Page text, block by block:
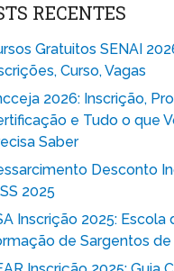
RECENTES
Gratuitos SENAI
Curso, Vagas
2026: Inscrição,
e Tudo o que
Saber
Desconto
2025
Inscrição 2025: Escola
de Sargentos de